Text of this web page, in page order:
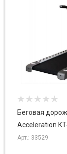
Беговая
Acceleration
Арт.: 33529